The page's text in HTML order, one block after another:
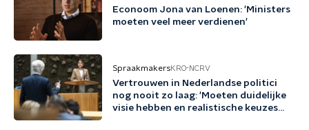
Econoom Jona van Loenen: 'Ministers
moeten veel meer verdienen'
SpraakmakersKRO-NCRV
Vertrouwen in Nederlandse politici
nog nooit zo laag: 'Moeten duidelijke
visie hebben en realistische keuzes